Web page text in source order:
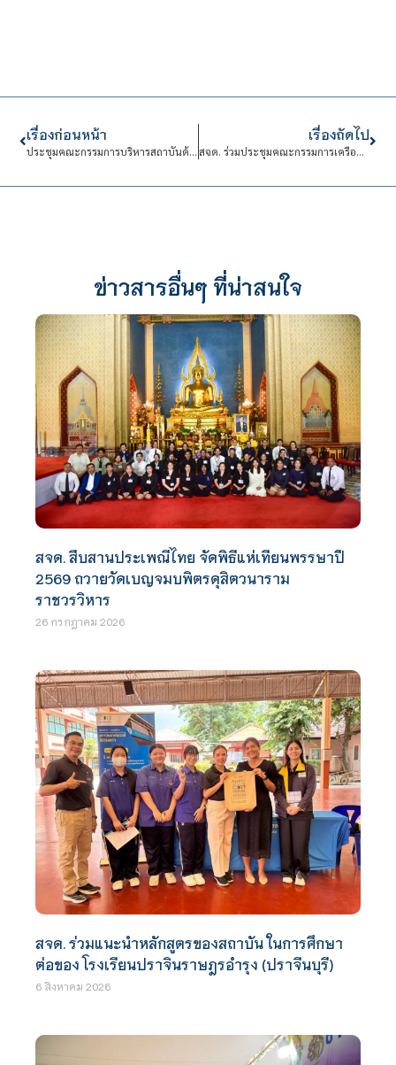
เรื่องก่อนหน้า
ประชุมคณะกรรมการบริหารสถาบันด้านการบริหารงานบุคคล (กบค.) ครั้งที่ 77 (2/ปีการศึกษา พ.ศ. 2568)
เรื่องถัดไป
สจด. ร่วมประชุมคณะกรรมการเครือข่ายสุขาภิบาลอาหารในโรงเรียนและสถานประกอบการพื้นที่เขตดุสิต
ข่าวสารอื่นๆ ที่น่าสนใจ
สจด. สืบสานประเพณีไทย จัดพิธีแห่เทียนพรรษาปี
2569 ถวายวัดเบญจมบพิตรดุสิตวนาราม
ราชวรวิหาร
26 กรกฎาคม 2026
สจด. ร่วมแนะนำหลักสูตรของสถาบัน ในการศึกษา
ต่อของ โรงเรียนปราจินราษฎรอำรุง (ปราจีนบุรี)
6 สิงหาคม 2026